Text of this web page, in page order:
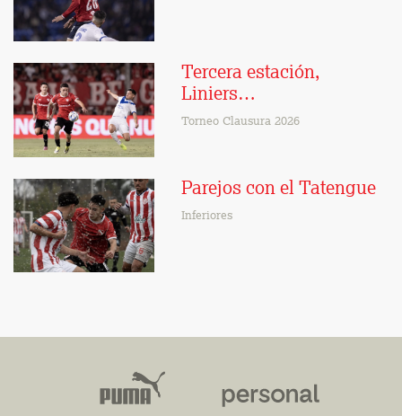
Tercera estación,
Liniers…
Torneo Clausura 2026
Parejos con el Tatengue
Inferiores